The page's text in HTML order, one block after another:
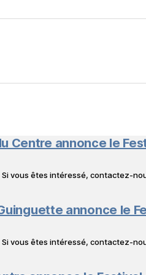
Centre annonce le
Si vous êtes intéressé, contactez-
annonce le
Si vous êtes intéressé, contactez-